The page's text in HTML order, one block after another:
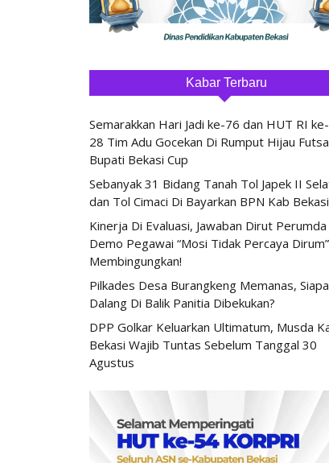
Kabar Terbaru
Semarakkan Hari Jadi ke-76 dan HUT RI
28 Tim Adu Gocekan Di Rumput Hijau
Bupati Bekasi Cup
Sebanyak 31 Bidang Tanah Tol Japek II
dan Tol Cimaci Di Bayarkan BPN Kab Bekasi
Kinerja Di Evaluasi, Jawaban Dirut Perumda
Demo Pegawai “Mosi Tidak Percaya Dirum”
Membingungkan!
Pilkades Desa Burangkeng Memanas, Siapa
Dalang Di Balik Panitia Dibekukan?
DPP Golkar Keluarkan Ultimatum, Musda
Bekasi Wajib Tuntas Sebelum Tanggal 30
Agustus